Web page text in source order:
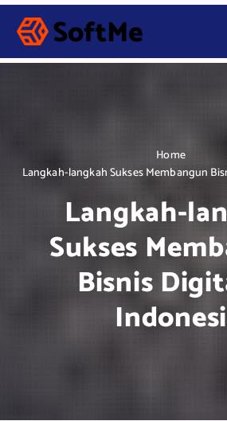
S
p
Home
Langkah-langkah Sukses Membangun
Langkah-
Sukses
Bisnis